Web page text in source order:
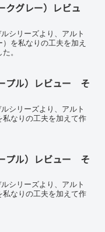
クグレー）レビュ
シリーズより、アルト
）を私なりの工夫を加え
。
プル）レビュー そ
シリーズより、アルト
私なりの工夫を加えて作
プル）レビュー そ
シリーズより、アルト
私なりの工夫を加えて作